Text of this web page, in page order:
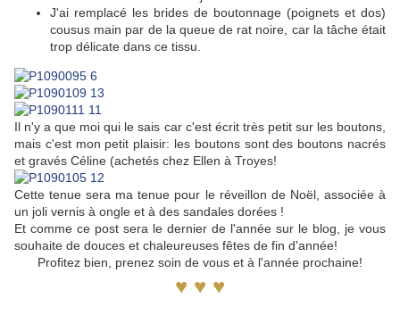
J'ai remplacé les brides de boutonnage (poignets et dos)
cousus main par de la queue de rat noire, car la tâche était
trop délicate dans ce tissu.
Il n'y a que moi qui le sais car c'est écrit très petit sur les boutons,
mais c'est mon petit plaisir: les boutons sont des boutons nacrés
et gravés Céline (achetés chez Ellen à Troyes!
Cette tenue sera ma tenue pour le réveillon de Noël, associée à
un joli vernis à ongle et à des sandales dorées !
Et comme ce post sera le dernier de l'année sur le blog, je vous
souhaite de douces et chaleureuses fêtes de fin d'année!
Profitez bien, prenez soin de vous et à l'année prochaine!
♥ ♥ ♥